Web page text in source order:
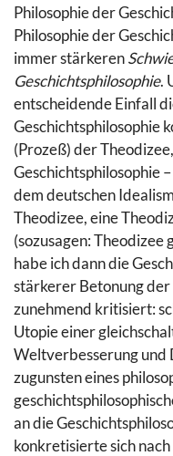
Philosophie der
Philosophie der
immer stärkeren
Geschichtsphilosophie.
entscheidende Einfall
Geschichtsphilosophie
(Prozeß) der
Geschichtsphilosophie
dem deutschen
Theodizee, eine
(sozusagen: Theodizee
habe ich dann die
stärkerer Betonung
zunehmend kritisiert:
Utopie einer
Weltverbesserung und
zugunsten eines
an die
konkretisierte sich